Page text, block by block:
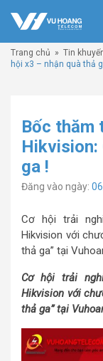
Trang chủ » Tin
hội x3 – nhận quà thả
Bốc thăm
Hikvision:
ga !
Đăng vào ngày:
Cơ hội trải
Hikvision với
thả ga” tại
Cơ hội trải
Hikvision với
thả ga” tại